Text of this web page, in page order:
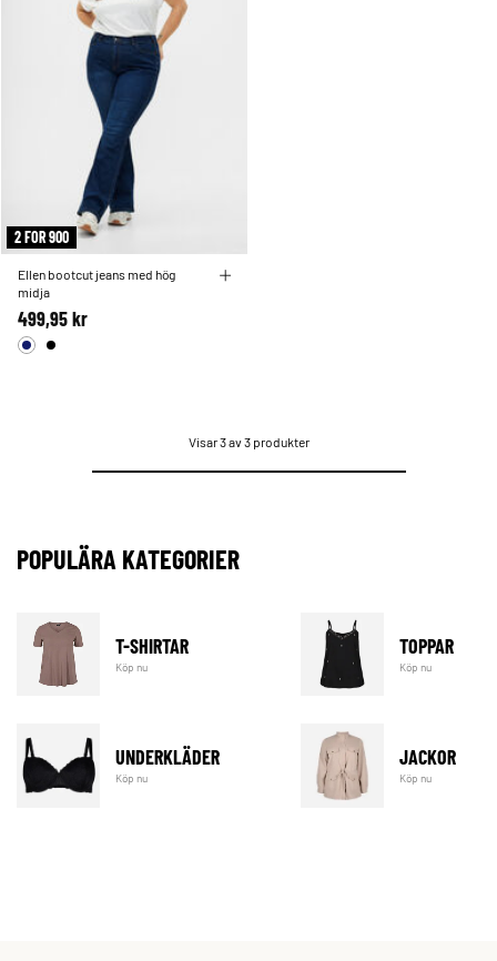
2 FOR 900
Ellen bootcut jeans med hög
midja
499,95 kr
Visar 3 av 3 produkter
POPULÄRA KATEGORIER
T-SHIRTAR
Köp nu
TOPPAR
Köp nu
UNDERKLÄDER
Köp nu
JACKOR
Köp nu